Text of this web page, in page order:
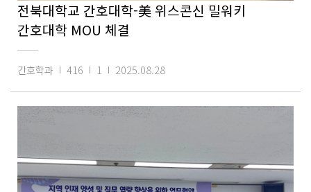
전북대학교 간호대학-美 위스콘신 밀워키
간호대학 MOU 체결
간호학과 416 1 2025.08.28